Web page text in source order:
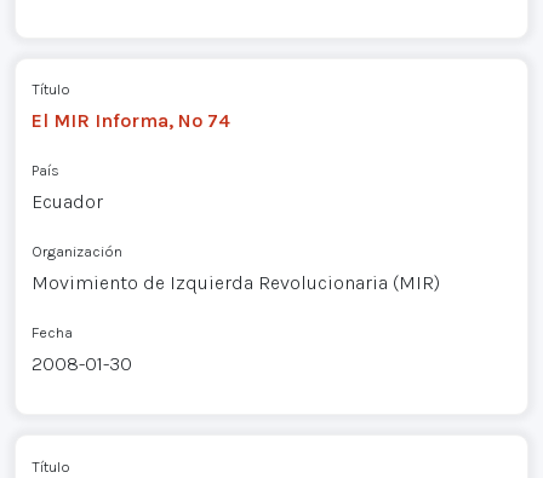
Título
El MIR Informa, Nº 74
País
Ecuador
Organización
Movimiento de Izquierda Revolucionaria (MIR)
Fecha
2008-01-30
Título